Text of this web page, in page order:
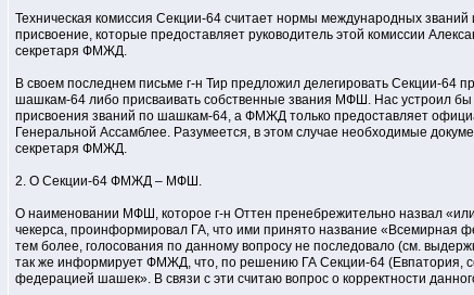
Техническая комиссия Секции-64 считает нормы международных
присвоение, которые предоставляет руководитель этой комиссии
секретаря ФМЖД.
В своем последнем письме г-н Тир предложил делегировать Секции-64
шашкам-64 либо присваивать собственные звания МФШ. Нас устроил
присвоения званий по шашкам-64, а ФМЖД только предоставляет
Генеральной Ассамблее. Разумеется, в этом случае необходимые
секретаря ФМЖД.
2. О Секции-64 ФМЖД – МФШ.
О наименовании МФШ, которое г-н Оттен пренебрежительно назвал
чекерса, проинформировал ГА, что ими принято название «Всемирная
тем более, голосования по данному вопросу не последовало (см.
так же информирует ФМЖД, что, по решению ГА Секции-64 (Евпатория,
федерацией шашек». В связи с эти считаю вопрос о корректности